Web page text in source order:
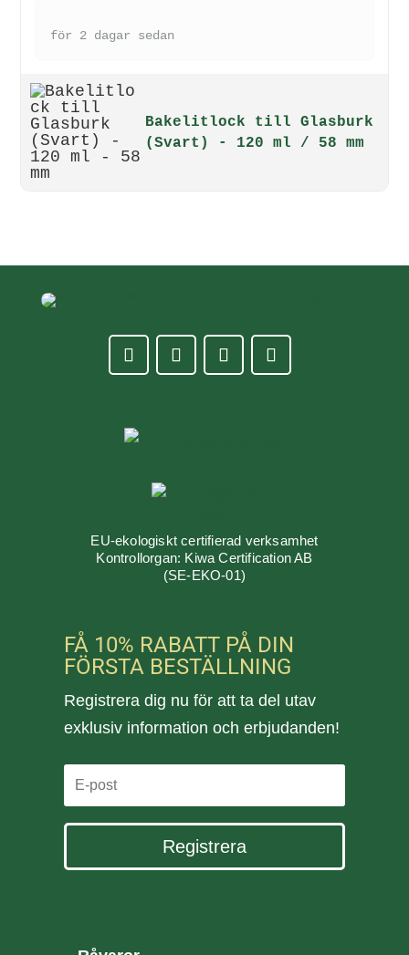
för 2 dagar sedan
Bakelitlock till Glasburk
(Svart) - 120 ml / 58 mm
EU-ekologiskt certifierad verksamhet
Kontrollorgan: Kiwa Certification AB
(SE-EKO-01)
FÅ 10% RABATT PÅ DIN
FÖRSTA BESTÄLLNING
Registrera dig nu för att ta del utav
exklusiv information och erbjudanden!
Registrera